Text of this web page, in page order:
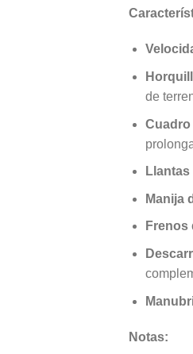
de
Cuadro
Manija
Frenos
Notas: